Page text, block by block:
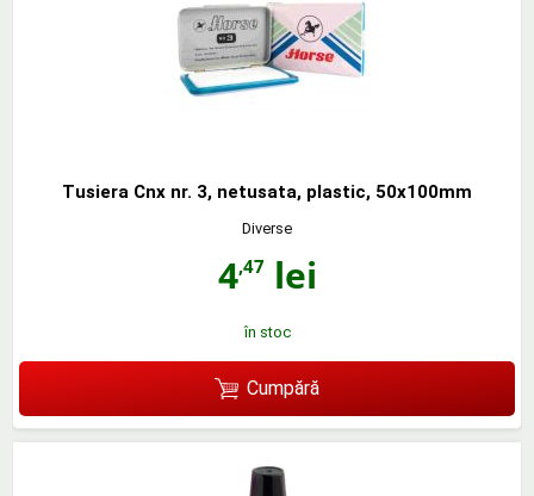
Tusiera Cnx nr. 3, netusata, plastic, 50x100mm
Diverse
4,47lei
în stoc
Cumpără